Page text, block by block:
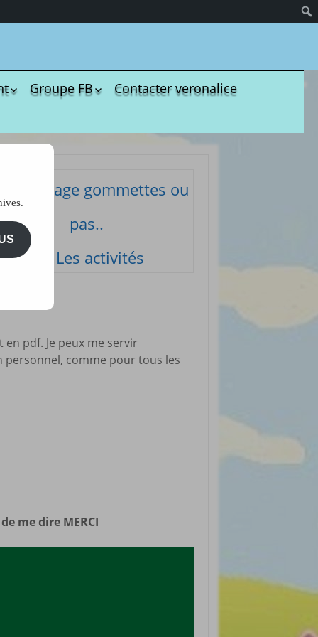
et
Enfants à
préférés
Groupe FB
Groupe de bricolage
Ukulélé Comptines
d’aménagement
pour les assmats
Pinterest chez
Contacter veronalice
Coloriage gommettes ou
pas..
Les activités
pdf. Je peux me servir
personnel, comme pour tous les
me dire MERCI